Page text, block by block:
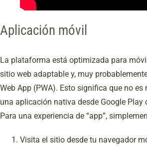
Aplicación móvil
La plataforma está optimizada para
sitio web adaptable y, muy
Web App (PWA). Esto significa que no es
una aplicación nativa desde Google Play
Para una experiencia de “app”,
Visita el sitio desde tu navegador